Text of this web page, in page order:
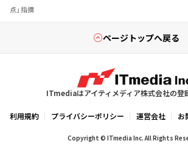
点」指摘
ページトップへ戻る
ITmediaはアイティメディア株式会社の登
利用規約 プライバシーポリシー 運営会社 お
Copyright © ITmedia Inc. All Rights